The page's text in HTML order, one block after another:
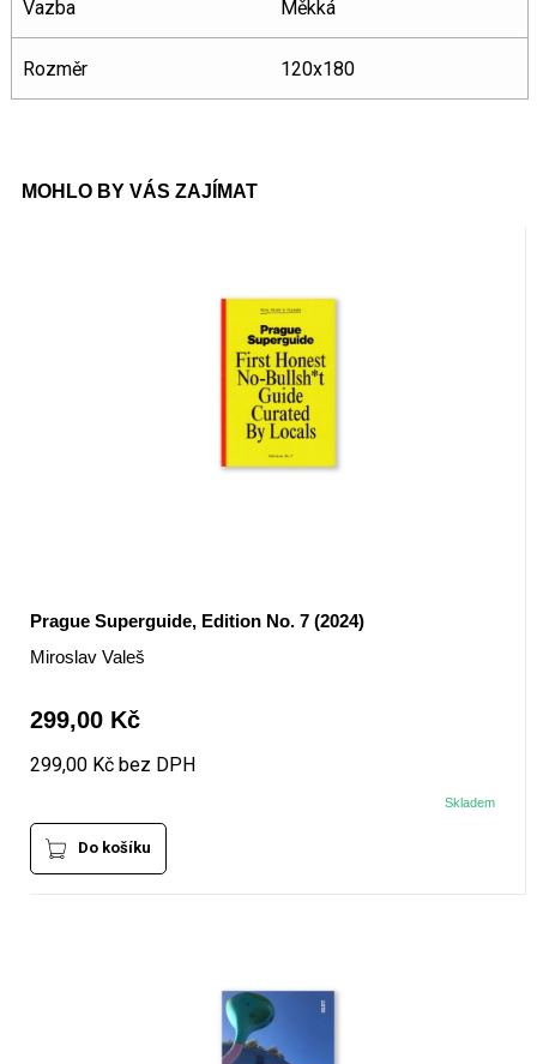
Vazba Měkká
Rozměr 120x180
MOHLO BY VÁS ZAJÍMAT
Prague Superguide, Edition No. 7 (2024)
Miroslav Valeš
299,00 Kč
299,00 Kč bez DPH
Skladem
Do košíku